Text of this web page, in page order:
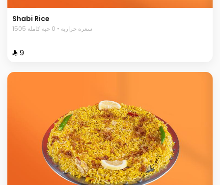
Shabi Rice
1505 سعرة حرارية • 0 حبة كاملة
⁨⁦‪‬ 9⁩